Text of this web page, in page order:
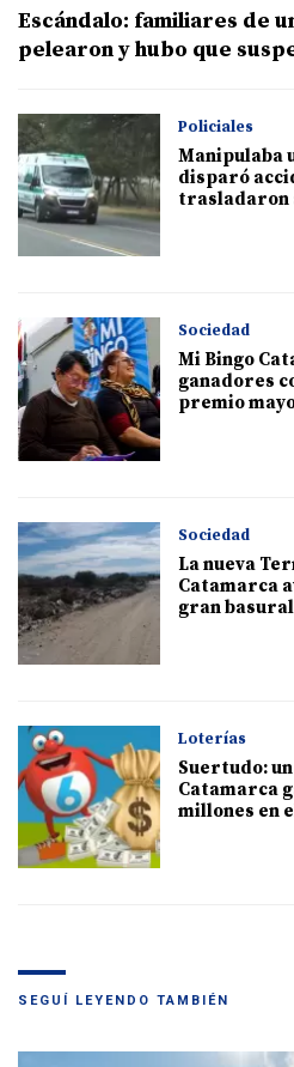
Escándalo: familiares de
pelearon y hubo que
Policiales
Manipulaba
disparó
trasladaron
Sociedad
Mi Bingo
ganadores
premio
Sociedad
La nueva
Catamarca
gran
Loterías
Suertudo:
Catamarca
millones en
SEGUÍ LEYENDO TAMBIÉN